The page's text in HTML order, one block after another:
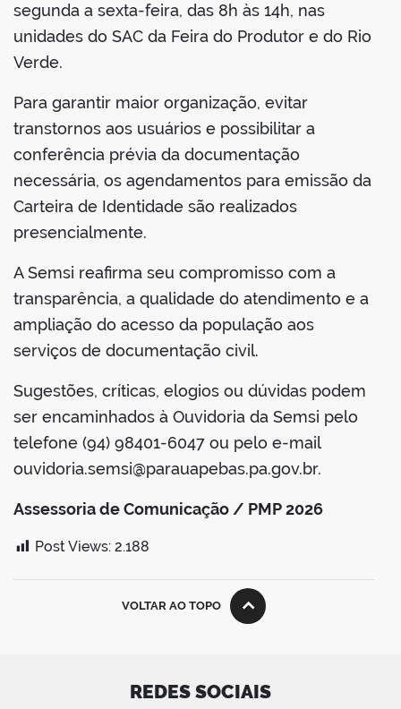
segunda a sexta-feira, das 8h às 14h, nas
unidades do SAC da Feira do Produtor e do Rio
Verde.
Para garantir maior organização, evitar
transtornos aos usuários e possibilitar a
conferência prévia da documentação
necessária, os agendamentos para emissão da
Carteira de Identidade são realizados
presencialmente.
A Semsi reafirma seu compromisso com a
transparência, a qualidade do atendimento e a
ampliação do acesso da população aos
serviços de documentação civil.
Sugestões, críticas, elogios ou dúvidas podem
ser encaminhados à Ouvidoria da Semsi pelo
telefone (94) 98401-6047 ou pelo e-mail
ouvidoria.semsi@parauapebas.pa.gov.br.
Assessoria de Comunicação / PMP 2026
Post Views: 2.188
VOLTAR AO TOPO
REDES SOCIAIS